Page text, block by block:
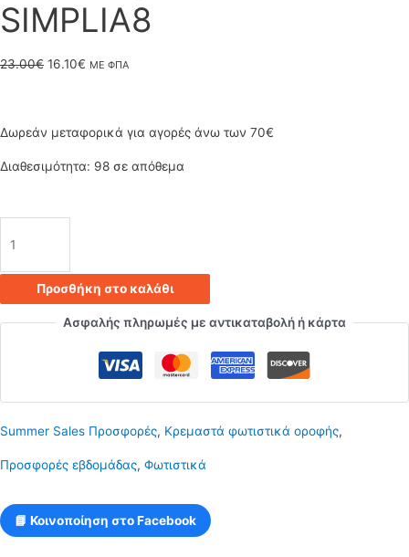
SIMPLIA8
23.00€ Original
was:
23.00€.
16.10€ Η
τιμή
είναι:
ΜΕ ΦΠΑ
Δωρεάν μεταφορικά για αγορές άνω των 70€
Διαθεσιμότητα: 98 σε απόθεμα
οροφής
5
καλώδια)
E27
R60
SIMPLIA8
Προσθήκη στο καλάθι
Ασφαλής πληρωμές με αντικαταβολή ή κάρτα
Summer Sales Προσφορές, Κρεμαστά φωτιστικά οροφής,
Προσφορές εβδομάδας, Φωτιστικά
📘 Κοινοποίηση στο Facebook